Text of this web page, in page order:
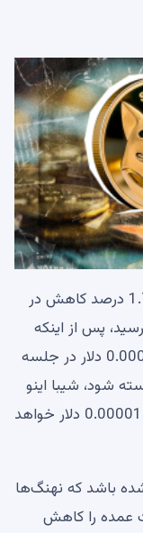
در زمان نگارش این مقاله، شیبا اینو با 1.75 درصد کاهش در
به 0.00001718 دلار رسید، پس از اینکه
برای مدت کوتاهی به بالاترین سطح 0.000018 دلار در جلسه
شود، شیبا اینو
سومین روز زیان خود را از روز یکشنبه 0.0000188 دلار خواهد
باشد که نهنگ‌ها
عمده را کاهش